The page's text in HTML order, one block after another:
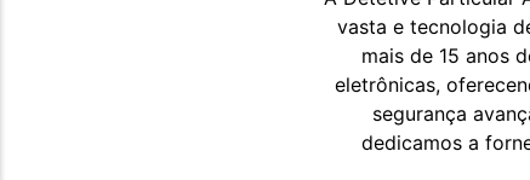
vasta e tecnologia
mais de 15 anos
eletrônicas,
segurança
dedicamos a